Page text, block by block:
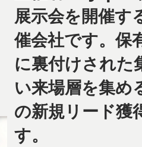
展示会を開催す
催会社です。保
に裏付けされた
い来場層を集め
の新規リード獲
す。